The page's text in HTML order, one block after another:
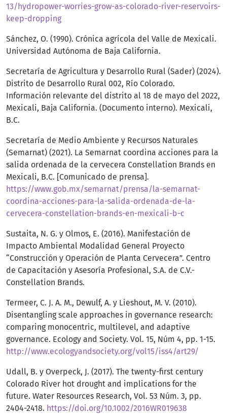
13/hydropower-worries-grow-as-colorado-river-reservoirs-
keep-dropping
Sánchez, O. (1990). Crónica agrícola del Valle de Mexicali.
Universidad Autónoma de Baja California.
Secretaría de Agricultura y Desarrollo Rural (Sader) (2024).
Distrito de Desarrollo Rural 002, Río Colorado.
Información relevante del distrito al 18 de mayo del 2022,
Mexicali, Baja California. (Documento interno). Mexicali,
B.C.
Secretaría de Medio Ambiente y Recursos Naturales
(Semarnat) (2021). La Semarnat coordina acciones para la
salida ordenada de la cervecera Constellation Brands en
Mexicali, B.C. [Comunicado de prensa].
https://www.gob.mx/semarnat/prensa/la-semarnat-
coordina-acciones-para-la-salida-ordenada-de-la-
cervecera-constellation-brands-en-mexicali-b-c
Sustaita, N. G. y Olmos, E. (2016). Manifestación de
Impacto Ambiental Modalidad General Proyecto
“Construcción y Operación de Planta Cervecera”. Centro
de Capacitación y Asesoría Profesional, S.A. de C.V.-
Constellation Brands.
Termeer, C. J. A. M., Dewulf, A. y Lieshout, M. V. (2010).
Disentangling scale approaches in governance research:
comparing monocentric, multilevel, and adaptive
governance. Ecology and Society. Vol. 15, Núm 4, pp. 1-15.
http://www.ecologyandsociety.org/vol15/iss4/art29/
Udall, B. y Overpeck, J. (2017). The twenty-first century
Colorado River hot drought and implications for the
future. Water Resources Research, Vol. 53 Núm. 3, pp.
2404-2418. https://doi.org/10.1002/2016WR019638